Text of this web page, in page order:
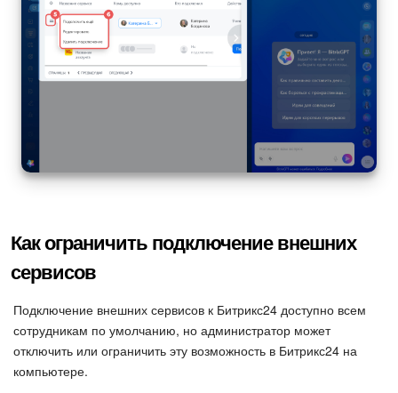
Как ограничить подключение внешних
сервисов
Подключение внешних сервисов к Битрикс24 доступно всем
сотрудникам по умолчанию, но администратор может
отключить или ограничить эту возможность в Битрикс24 на
компьютере.